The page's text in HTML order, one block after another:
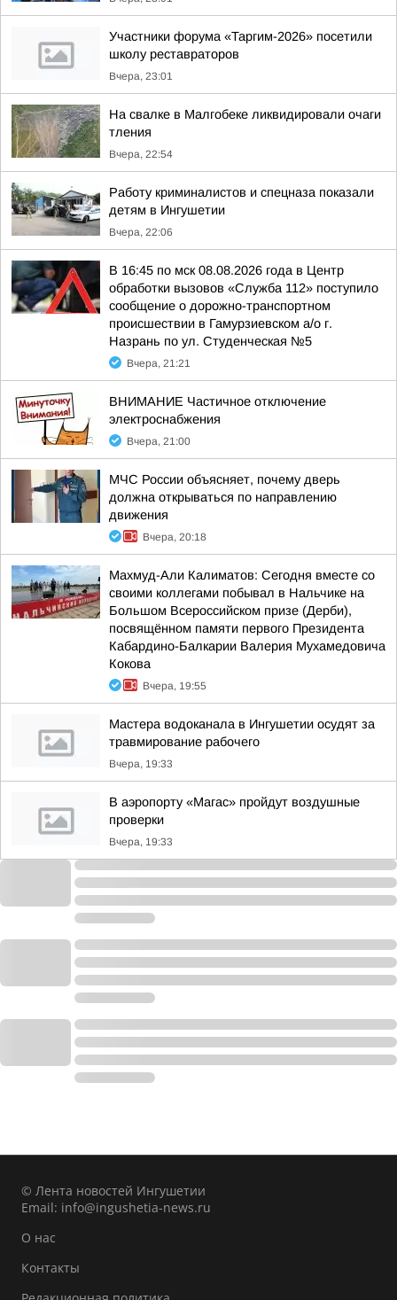
Участники форума «Таргим-2026» посетили
школу реставраторов
Вчера, 23:01
На свалке в Малгобеке ликвидировали очаги
тления
Вчера, 22:54
Работу криминалистов и спецназа показали
детям в Ингушетии
Вчера, 22:06
В 16:45 по мск 08.08.2026 года в Центр
обработки вызовов «Служба 112» поступило
сообщение о дорожно-транспортном
происшествии в Гамурзиевском а/о г.
Назрань по ул. Студенческая №5
Вчера, 21:21
ВНИМАНИЕ Частичное отключение
электроснабжения
Вчера, 21:00
МЧС России объясняет, почему дверь
должна открываться по направлению
движения
Вчера, 20:18
Махмуд-Али Калиматов: Сегодня вместе со
своими коллегами побывал в Нальчике на
Большом Всероссийском призе (Дерби),
посвящённом памяти первого Президента
Кабардино-Балкарии Валерия Мухамедовича
Кокова
Вчера, 19:55
Мастера водоканала в Ингушетии осудят за
травмирование рабочего
Вчера, 19:33
В аэропорту «Магас» пройдут воздушные
проверки
Вчера, 19:33
© Лента новостей Ингушетии
Email: info@ingushetia-news.ru
О нас
Контакты